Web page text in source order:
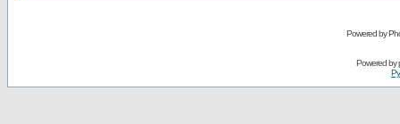
Powered by
Powered by